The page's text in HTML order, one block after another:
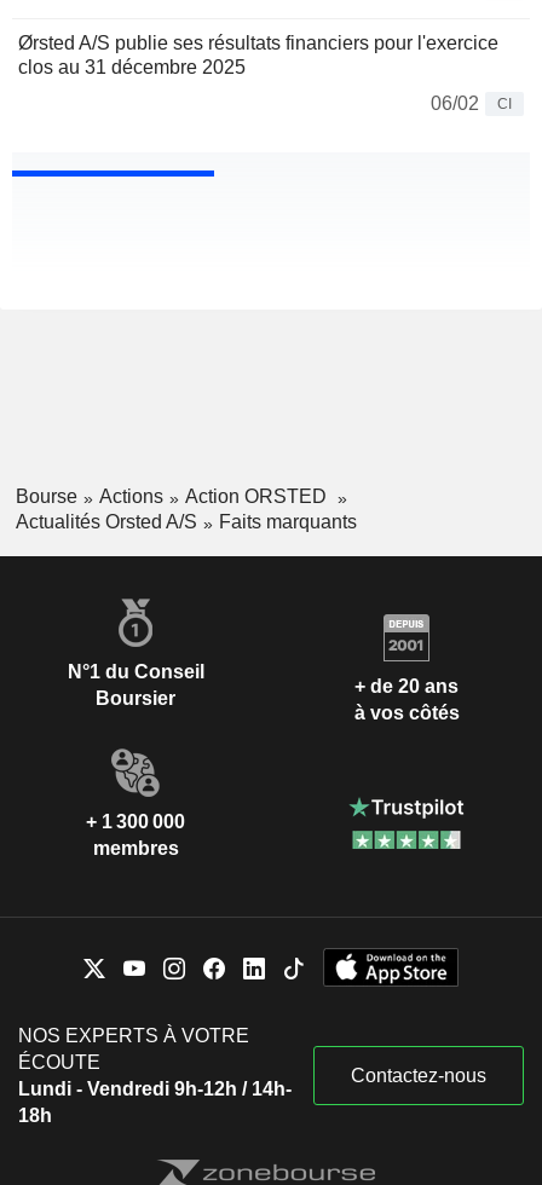
Ørsted A/S publie ses résultats financiers pour l'exercice
clos au 31 décembre 2025
06/02
CI
Bourse Actions
Action ORSTED
Actualités Orsted A/S
Faits marquants
N°1 du Conseil
Boursier
+ de 20 ans
à vos côtés
+ 1 300 000
membres
NOS EXPERTS À VOTRE
ÉCOUTE
Lundi - Vendredi 9h-12h / 14h-
18h
Contactez-nous